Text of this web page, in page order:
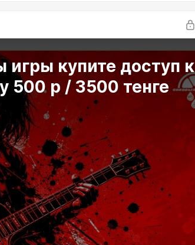
игры купите доступ к
500 р / 3500 тенге